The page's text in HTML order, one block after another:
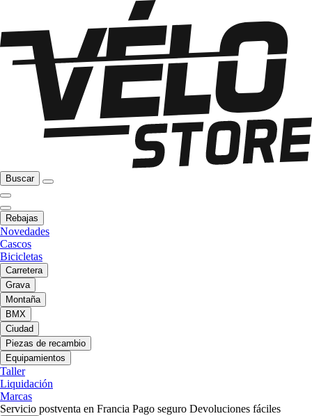
Buscar
Rebajas
Novedades
Cascos
Bicicletas
Carretera
Grava
Montaña
BMX
Ciudad
Piezas de recambio
Equipamientos
Taller
Liquidación
Marcas
Servicio postventa en Francia Pago seguro Devoluciones fáciles